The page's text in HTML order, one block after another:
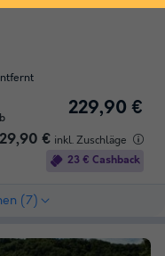
229,90 €
€ inkl. Zuschläge
23 € Cashback
(7)